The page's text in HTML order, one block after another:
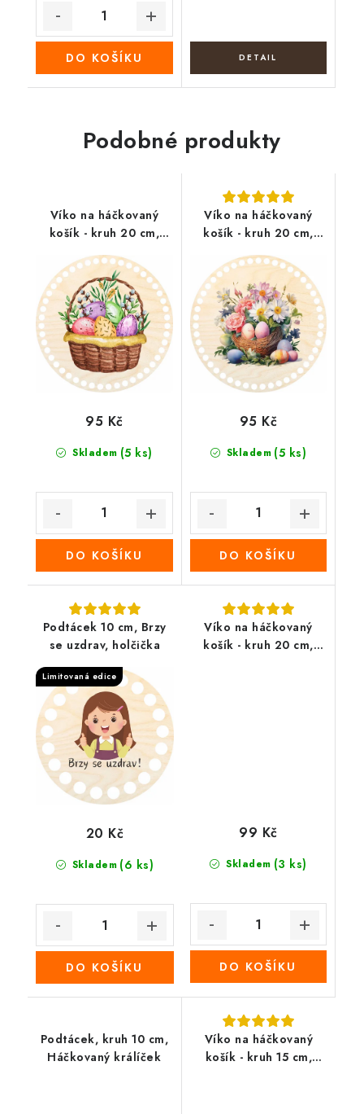
DO KOŠÍKU
Podobné produkty
Víko na háčkovaný
košík - kruh 20 cm,
Košíček plný vajíček
Skladem (5 ks)
95 Kč
DO KOŠÍKU
Víko na háčkovaný
košík - kruh 20 cm,
Velikonoční vejce v
košíku
Skladem (5 ks)
95 Kč
DO KOŠÍKU
Podtácek 10 cm, Brzy
se uzdrav, holčička
Limitovaná edice
Skladem (6 ks)
20 Kč
DO KOŠÍKU
Víko na háčkovaný
košík - kruh 20 cm,
Skladem (3 ks)
99 Kč
DO KOŠÍKU
Podtácek, kruh 10 cm,
Háčkovaný králíček
Víko na háčkovaný
košík - kruh 15 cm,